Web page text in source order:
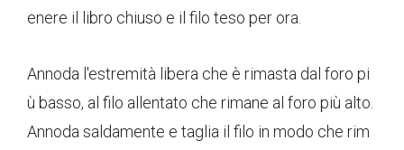
enere il libro chiuso e il filo teso per ora.
Annoda l'estremità libera che è rimasta dal foro pi
ù basso, al filo allentato che rimane al foro più alto.
Annoda saldamente e taglia il filo in modo che rim